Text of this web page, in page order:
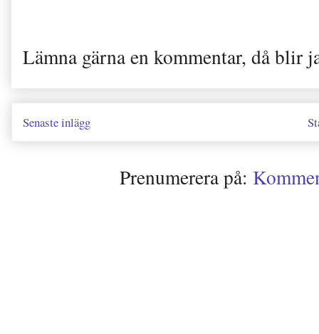
Lämna gärna en kommentar, då blir
Senaste inlägg
Prenumerera på: